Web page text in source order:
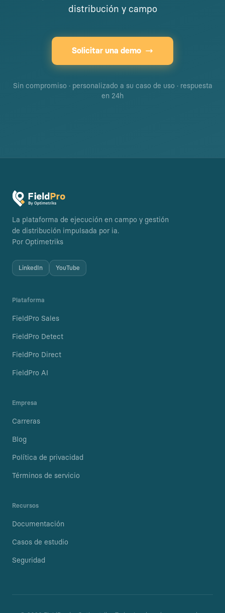
distribución y campo
Solicitar una demo
Sin compromiso · personalizado a su caso de uso · respuesta
en 24h
La plataforma de ejecución en campo y gestión
de distribución impulsada por ia.
Por Optimetriks
LinkedIn YouTube
Plataforma
FieldPro Sales
FieldPro Detect
FieldPro Direct
FieldPro AI
Empresa
Carreras
Blog
Política de privacidad
Términos de servicio
Recursos
Documentación
Casos de estudio
Seguridad